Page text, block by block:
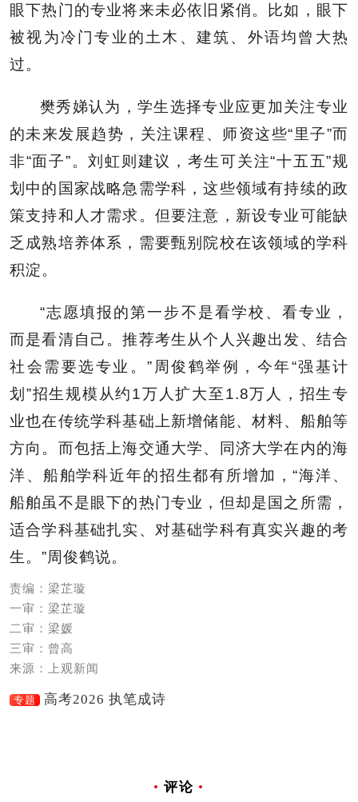
眼下热门的专业将来未必依旧紧俏。比如，眼下
被视为冷门专业的土木、建筑、外语均曾大热
过。
樊秀娣认为，学生选择专业应更加关注专业
的未来发展趋势，关注课程、师资这些“里子”而
非“面子”。刘虹则建议，考生可关注“十五五”规
划中的国家战略急需学科，这些领域有持续的政
策支持和人才需求。但要注意，新设专业可能缺
乏成熟培养体系，需要甄别院校在该领域的学科
积淀。
“志愿填报的第一步不是看学校、看专业，
而是看清自己。推荐考生从个人兴趣出发、结合
社会需要选专业。”周俊鹤举例，今年“强基计
划”招生规模从约1万人扩大至1.8万人，招生专
业也在传统学科基础上新增储能、材料、船舶等
方向。而包括上海交通大学、同济大学在内的海
洋、船舶学科近年的招生都有所增加，“海洋、
船舶虽不是眼下的热门专业，但却是国之所需，
适合学科基础扎实、对基础学科有真实兴趣的考
生。”周俊鹤说。
责编：梁芷璇
一审：梁芷璇
二审：梁媛
三审：曾高
来源：上观新闻
专题 高考2026 执笔成诗
评论